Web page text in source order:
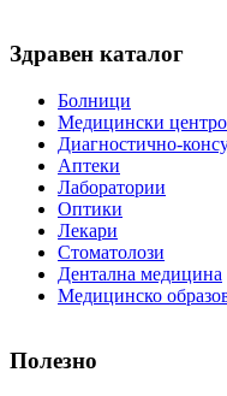
Здравен каталог
Болници
Медицински
Диагностично-
Аптеки
Лаборатории
Оптики
Лекари
Стоматолози
Дентална медицина
Медицинско
Полезно